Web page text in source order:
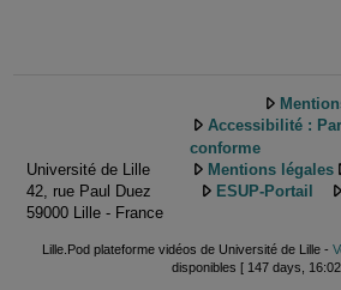
Université de Lille
42, rue Paul Duez
59000 Lille - France
Accessibilité :
conforme
Mentions légales
ESUP-Portail
Lille.Pod plateforme vidéos de Université de Lille -
disponibles [ 147 days,